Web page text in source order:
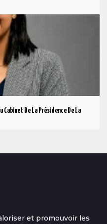
Cabinet De La Présidence De La
et promouvoir les